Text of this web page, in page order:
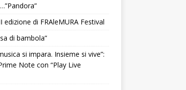
edizione di FRAleMURA Festival
di bambola”
si impara. Insieme si vive”:
Note con “Play Live